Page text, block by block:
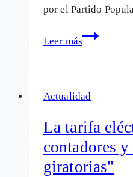
por el Partido
Leer más
Manuel
y
estafa
de
los
Actualidad
La tarifa
contadores
giratorias"